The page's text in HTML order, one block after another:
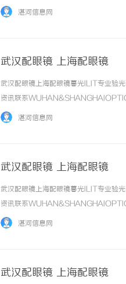
湛河信息网
武汉配眼镜 上海配眼镜
武汉配眼镜上海配眼镜暮光ILIT专业验
资讯联系
品牌，现于武汉与上海设有4家门店。
湛河信息网
武汉配眼镜 上海配眼镜
武汉配眼镜上海配眼镜暮光ILIT专业验
资讯联系
品牌，现于武汉与上海设有4家门店。
湛河信息网
武汉配眼镜 上海配眼镜